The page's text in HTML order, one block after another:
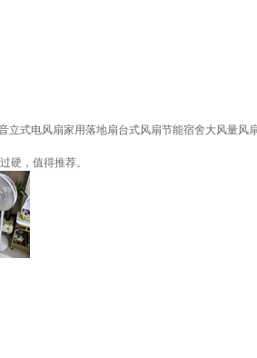
立式电风扇家用落地扇台式风扇节能宿舍大风量风
硬，值得推荐。